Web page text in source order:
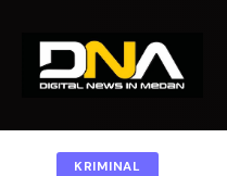
KRIMINAL